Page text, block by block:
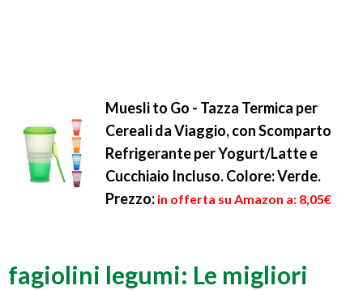
Muesli to Go - Tazza Termica per
Cereali da Viaggio, con Scomparto
Refrigerante per Yogurt/Latte e
Cucchiaio Incluso. Colore: Verde.
Prezzo: in offerta su Amazon a: 8,05€
fagiolini legumi: Le migliori